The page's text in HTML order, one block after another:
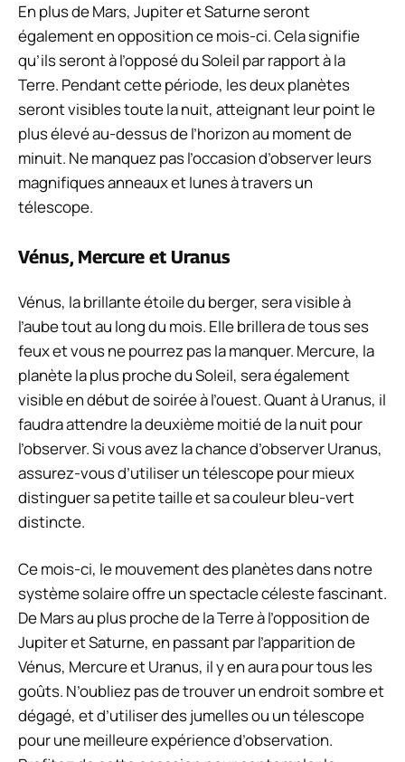
En plus de Mars, Jupiter et Saturne seront
également en opposition ce mois-ci. Cela signifie
qu’ils seront à l’opposé du Soleil par rapport à la
Terre. Pendant cette période, les deux planètes
seront visibles toute la nuit, atteignant leur point le
plus élevé au-dessus de l’horizon au moment de
minuit. Ne manquez pas l’occasion d’observer leurs
magnifiques anneaux et lunes à travers un
télescope.
Vénus, Mercure et Uranus
Vénus, la brillante étoile du berger, sera visible à
l’aube tout au long du mois. Elle brillera de tous ses
feux et vous ne pourrez pas la manquer. Mercure, la
planète la plus proche du Soleil, sera également
visible en début de soirée à l’ouest. Quant à Uranus, il
faudra attendre la deuxième moitié de la nuit pour
l’observer. Si vous avez la chance d’observer Uranus,
assurez-vous d’utiliser un télescope pour mieux
distinguer sa petite taille et sa couleur bleu-vert
distincte.
Ce mois-ci, le mouvement des planètes dans notre
système solaire offre un spectacle céleste fascinant.
De Mars au plus proche de la Terre à l’opposition de
Jupiter et Saturne, en passant par l’apparition de
Vénus, Mercure et Uranus, il y en aura pour tous les
goûts. N’oubliez pas de trouver un endroit sombre et
dégagé, et d’utiliser des jumelles ou un télescope
pour une meilleure expérience d’observation.